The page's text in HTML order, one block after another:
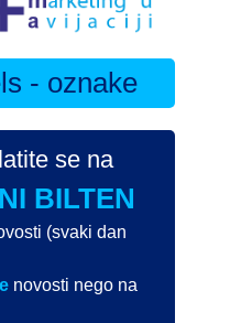
- oznake
se na
BILTEN
(svaki dan
novosti nego na